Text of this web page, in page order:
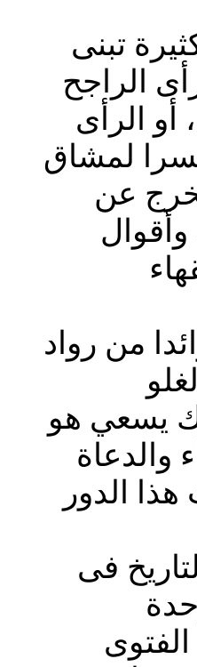
تبنى
الراجح
الرأى
لمشاق
عن
من رواد
يسعي هو
والدعاة
الدور
فى